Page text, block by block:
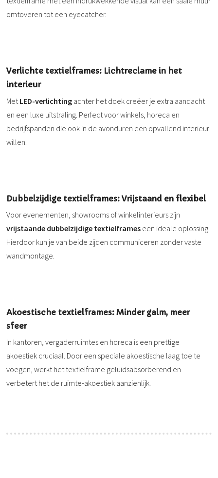
omtoveren tot een eyecatcher.
Verlichte textielframes: Lichtreclame in het
interieur
Met LED-verlichting achter het doek creëer je extra aandacht
en een luxe uitstraling. Perfect voor winkels, horeca en
bedrijfspanden die ook in de avonduren een opvallend interieur
willen.
Dubbelzijdige textielframes: Vrijstaand en flexibel
Voor evenementen, showrooms of winkelinterieurs zijn
vrijstaande dubbelzijdige textielframes een ideale oplossing.
Hierdoor kun je van beide zijden communiceren zonder vaste
wandmontage.
Akoestische textielframes: Minder galm, meer
sfeer
In kantoren, vergaderruimtes en horeca is een prettige
akoestiek cruciaal. Door een speciale akoestische laag toe te
voegen, werkt het textielframe geluidsabsorberend en
verbetert het de ruimte-akoestiek aanzienlijk.